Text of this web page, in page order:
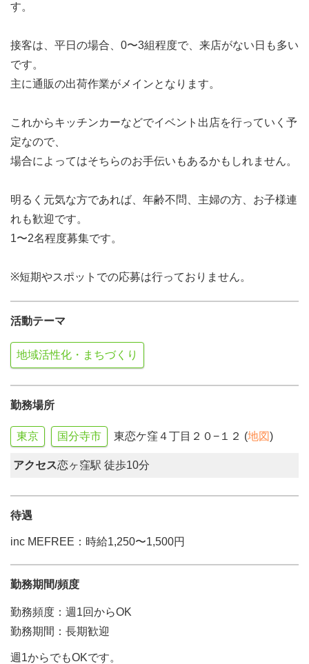
す。
接客は、平日の場合、0〜3組程度で、来店がない日も多い
です。
主に通販の出荷作業がメインとなります。
これからキッチンカーなどでイベント出店を行っていく予
定なので、
場合によってはそちらのお手伝いもあるかもしれません。
明るく元気な方であれば、年齢不問、主婦の方、お子様連
れも歓迎です。
1〜2名程度募集です。
※短期やスポットでの応募は行っておりません。
活動テーマ
地域活性化・まちづくり
勤務場所
東京 国分寺市 東恋ケ窪４丁目２０−１２ (地図)
アクセス恋ヶ窪駅 徒歩10分
待遇
inc MEFREE：時給1,250〜1,500円
勤務期間/頻度
勤務頻度：週1回からOK
勤務期間：長期歓迎
週1からでもOKです。